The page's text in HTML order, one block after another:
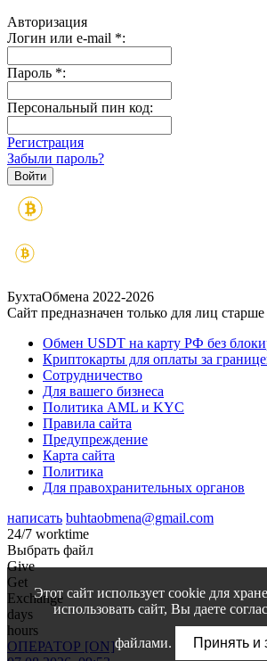
Авторизация
Логин или e-mail *:
Пароль *:
Персональный пин код:
Регистрация
Забыли пароль?
БухтаОбмена 2022-2026
Сайт предназначен только для лиц старше
Обмен USDT на карту РФ без
Криптокарты для оплаты за
Сотрудничество
Для вашего бизнеса
Политика AML и KYC
Правила сайта
Предупреждение
Карта сайта
Политика
Для правохранительных органов
написать buhtaobmena@gmail.com
24/7 worktime
Выбрать файл
Give
Get
Exchange
days
hours
ОПЕРАТОР [ON]
Этот сайт использует cookie для
использовать сайт, Вы даете
файлами. Принять и